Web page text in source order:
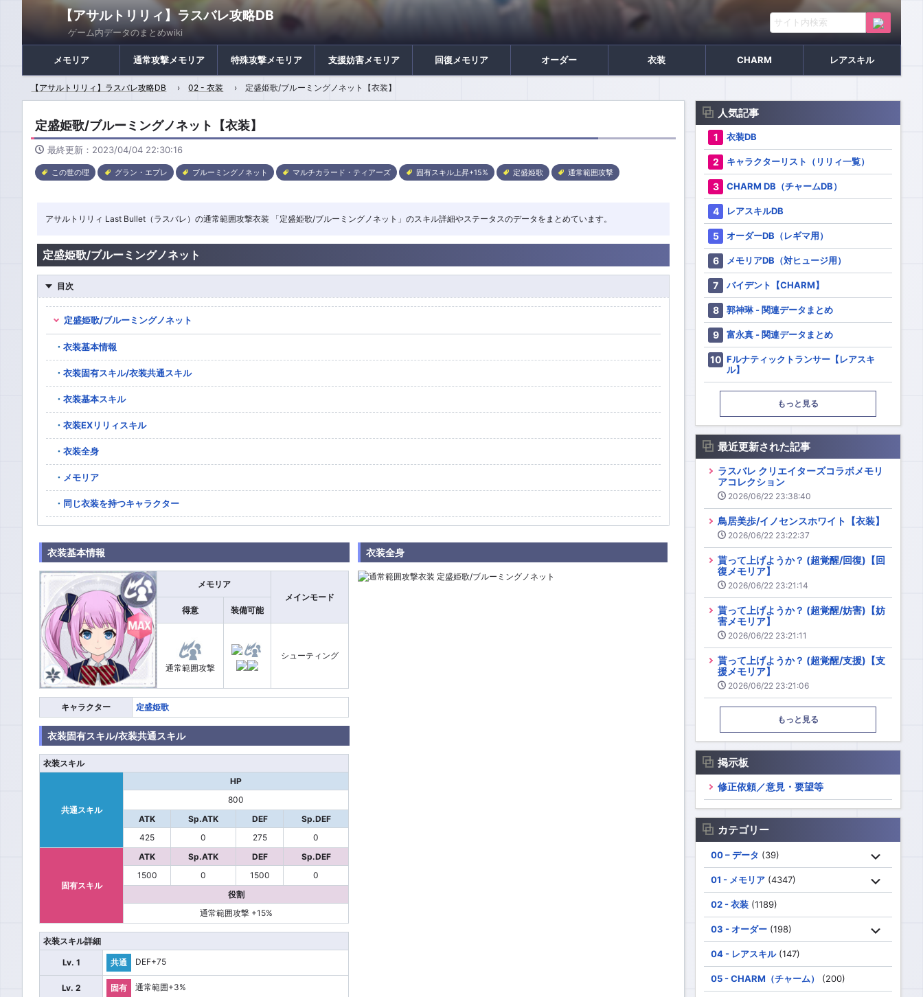
【アサルトリリィ】ラスバレ攻略DB
ゲーム内データのまとめwiki
メモリア 通常攻撃メモリア 特殊攻撃メモリア 支援妨害メモリア 回復メモリア オーダー 衣装 CHARM レアスキル
【アサルトリリィ】ラスバレ攻略DB 02 - 衣装 定盛姫歌/ブルーミングノネット【衣装】
定盛姫歌/ブルーミングノネット【衣装】
最終更新：2023/04/04 22:30:16
この世の理 グラン・エプレ ブルーミングノネット マルチカラード・ティアーズ 固有スキル上昇+15% 定盛姫歌 通常範囲攻撃
アサルトリリィ Last Bullet（ラスバレ）の通常範囲攻撃衣装 「定盛姫歌/ブルーミングノネット」のスキル詳細やステータスのデータをまとめています。
定盛姫歌/ブルーミングノネット
目次
定盛姫歌/ブルーミングノネット
衣装基本情報
衣装固有スキル/衣装共通スキル
衣装基本スキル
衣装EXリリィスキル
衣装全身
メモリア
同じ衣装を持つキャラクター
衣装基本情報
メモリア
メインモード
得意
装備可能
通常範囲攻撃
シューティング
キャラクター 定盛姫歌
衣装固有スキル/衣装共通スキル
衣装スキル
共通スキル
HP
800
ATK
Sp.ATK DEF
Sp.DEF
425
0 275 0
固有スキル
ATK Sp.ATK DEF
Sp.DEF
1500
0 1500
0
役割
通常範囲攻撃 +15%
衣装スキル詳細
Lv. 1 共通 DEF+75
Lv. 2 固有 通常範囲+3%
衣装全身
人気記事
衣装DB
キャラクターリスト（リリィ一覧）
CHARM DB（チャームDB）
レアスキルDB
オーダーDB（レギマ用）
メモリアDB（対ヒュージ用）
バイデント【CHARM】
郭神琳 - 関連データまとめ
富永真 - 関連データまとめ
Fルナティックトランサー【レアスキ
ル】
もっと見る
最近更新された記事
ラスバレ クリエイターズコラボメモリ
アコレクション
2026/06/22 23:38:40
鳥居美歩/イノセンスホワイト【衣装】
2026/06/22 23:22:37
貰って上げようか？ (超覚醒/回復)【回
復メモリア】
2026/06/22 23:21:14
貰って上げようか？ (超覚醒/妨害)【妨
害メモリア】
2026/06/22 23:21:11
貰って上げようか？ (超覚醒/支援)【支
援メモリア】
2026/06/22 23:21:06
もっと見る
掲示板
修正依頼／意見・要望等
カテゴリー
00 – データ (39)
01 - メモリア (4347)
02 - 衣装 (1189)
03 - オーダー (198)
04 - レアスキル(147)
05 - CHARM（チャーム） (200)